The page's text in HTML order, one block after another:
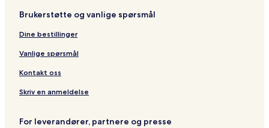
Brukerstøtte og vanlige spørsmål
Dine bestillinger
Vanlige spørsmål
Kontakt oss
Skriv en anmeldelse
For leverandører, partnere og presse